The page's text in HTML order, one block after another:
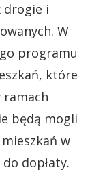
drogie i
W
programu
które
ramach
będą mogli
w
dopłaty.